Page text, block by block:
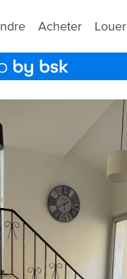
Acheter Louer